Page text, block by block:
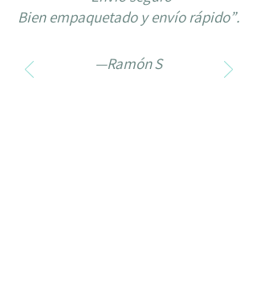
Bien empaquetado y envío rápido”.
—Ramón S